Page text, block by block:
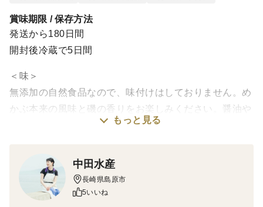
賞味期限 / 保存方法
発送から180日間
開封後冷蔵で5日間
＜味＞
無添加の自然食品なので、味付けはしておりません。め
かぶ本来の風味と磯の香りをお楽しみください。醤油や
ポン酢、ドレッシングなどとの相性は抜群です！そのま
点で美味しいですよ！
＜製造のこだわり＞
もっと見る
中田水産
長崎県島原市
5いいね